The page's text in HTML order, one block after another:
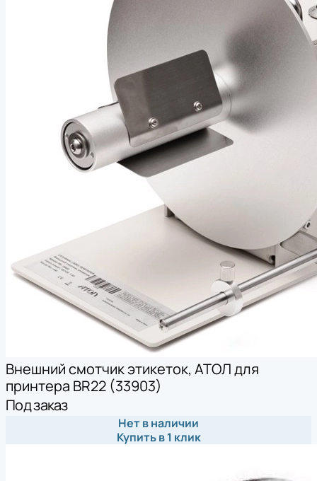
Внешний смотчик этикеток, АТОЛ для
принтера BR22 (33903)
Под заказ
Нет в наличии
Купить в 1 клик